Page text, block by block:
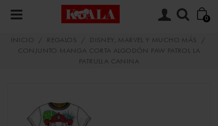
0
INICIO / REGALOS / DISNEY, MARVEL Y MUCHO MÁS
/
CONJUNTO MANGA CORTA ALGODÓN PAW PATROL LA
PATRULLA CANINA